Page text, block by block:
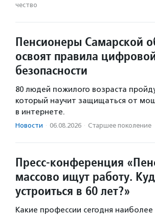
чест­во
Пенсионеры Самарской
освоят правила
безопасности
80 людей пожилого возраста
который научит защищаться от
в интернете.
Новости · 06.08.2026 · Старшее поколение
Пресс-конференция
массово ищут работу.
устроиться в 60 лет?»
Какие профессии сегодня